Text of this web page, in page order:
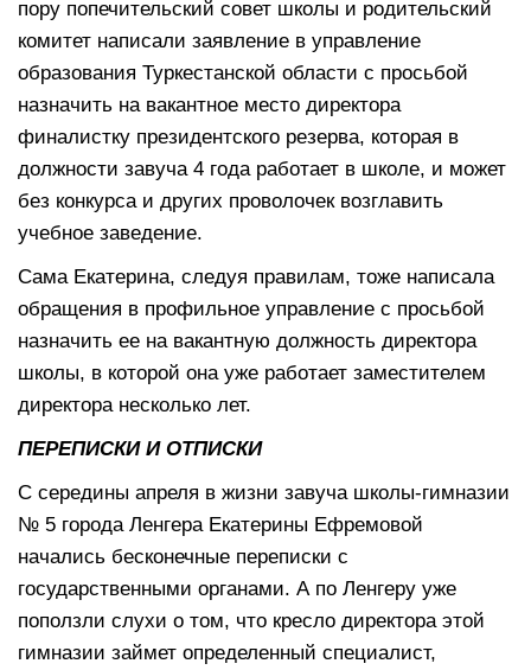
пору попечительский совет школы и родительский
комитет написали заявление в управление
образования Туркестанской области с просьбой
назначить на вакантное место директора
финалистку президентского резерва, которая в
должности завуча 4 года работает в школе, и может
без конкурса и других проволочек возглавить
учебное заведение.
Сама Екатерина, следуя правилам, тоже написала
обращения в профильное управление с просьбой
назначить ее на вакантную должность директора
школы, в которой она уже работает заместителем
директора несколько лет.
ПЕРЕПИСКИ И ОТПИСКИ
С середины апреля в жизни завуча школы-гимназии
№ 5 города Ленгера Екатерины Ефремовой
начались бесконечные переписки с
государственными органами. А по Ленгеру уже
поползли слухи о том, что кресло директора этой
гимназии займет определенный специалист,